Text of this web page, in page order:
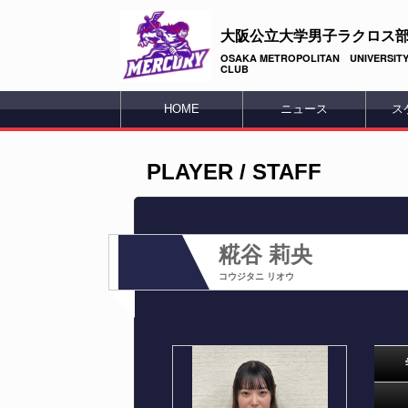
大阪公立大学男子ラクロス
OSAKA METROPOLITAN
CLUB
HOME ニュース ス
PLAYER / STAFF
糀谷 莉央
コウジタニ リオウ